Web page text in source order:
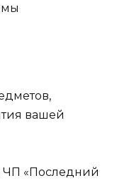
вашей
«Последний